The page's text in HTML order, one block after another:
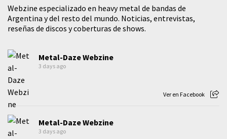
Webzine especializado en heavy metal de bandas de
Argentina y del resto del mundo. Noticias, entrevistas,
reseñas de discos y coberturas de shows.
Metal-Daze Webzine
3 days ago
Ver en Facebook
Metal-Daze Webzine
3 days ago